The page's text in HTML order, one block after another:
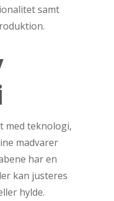
samt
med teknologi,
madvarer
har en
kan justeres
hylde.